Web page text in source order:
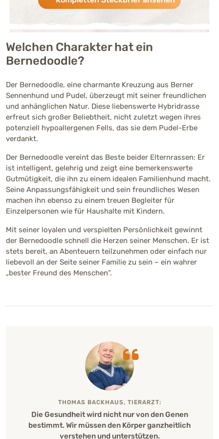
Stark ausgeprägt (4 von 5)
Menschenbezogenhei
Sehr stark ausgeprägt (5 von
Mittelmäßig ausgeprägt (3
Trainierbarkeit
Stark ausgeprägt (4 von 5)
Intelligenz
Kinderfreundlichkeit
Stark ausgeprägt (4 von 5)
Bellfreudigkeit
Mittelmäßig ausgeprägt (3
Merkmale
Herkunft
USA (Mischung aus Berner Sennenhund ×
lockig sein. Erscheinungsbild variiert je nach
Elterntieren und Generation.
45 - 74 cm (Hündin)
Gewicht
Welchen Charakter hat ein
Bernedoodle?
Der Bernedoodle, eine charmante Kreuzung aus Berner
Sennenhund und Pudel, überzeugt mit seiner freundlichen
und anhänglichen Natur. Diese liebenswerte Hybridrasse
erfreut sich großer Beliebtheit, nicht zuletzt wegen ihres
potenziell hypoallergenen Fells, das sie dem Pudel-Erbe
verdankt.
Der Bernedoodle vereint das Beste beider Elternrassen: Er
ist intelligent, gelehrig und zeigt eine bemerkenswerte
Gutmütigkeit, die ihn zu einem idealen Familienhund macht.
Seine Anpassungsfähigkeit und sein freundliches Wesen
machen ihn ebenso zu einem treuen Begleiter für
Einzelpersonen wie für Haushalte mit Kindern.
Mit seiner loyalen und verspielten Persönlichkeit gewinnt
der Bernedoodle schnell die Herzen seiner Menschen. Er ist
stets bereit, an Abenteuern teilzunehmen oder einfach nur
liebevoll an der Seite seiner Familie zu sein – ein wahrer
„bester Freund des Menschen“.
THOMAS BACKHAUS, TIERARZT:
Die Gesundheit wird nicht nur von den Genen
bestimmt. Wir müssen den Körper ganzheitlich
verstehen und unterstützen.